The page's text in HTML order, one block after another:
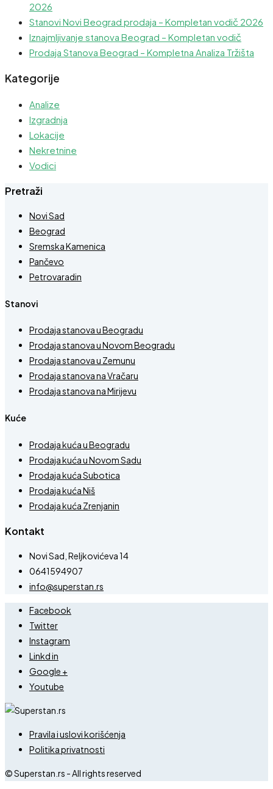
2026
Stanovi Novi Beograd prodaja – Kompletan vodič 2026
Iznajmljivanje stanova Beograd – Kompletan vodič
Prodaja Stanova Beograd – Kompletna Analiza Tržišta
Kategorije
Analize
Izgradnja
Lokacije
Nekretnine
Vodici
Pretraži
Novi Sad
Beograd
Sremska Kamenica
Pančevo
Petrovaradin
Stanovi
Prodaja stanova u Beogradu
Prodaja stanova u Novom Beogradu
Prodaja stanova u Zemunu
Prodaja stanova na Vračaru
Prodaja stanova na Mirijevu
Kuće
Prodaja kuća u Beogradu
Prodaja kuća u Novom Sadu
Prodaja kuća Subotica
Prodaja kuća Niš
Prodaja kuća Zrenjanin
Kontakt
Novi Sad, Reljkovićeva 14
0641594907
info@superstan.rs
Facebook
Twitter
Instagram
Linkd in
Google +
Youtube
Pravila i uslovi korišćenja
Politika privatnosti
© Superstan.rs - All rights reserved